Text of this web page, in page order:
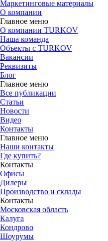
Маркетинговые материалы
О компании
Главное меню
О компании TURKOV
Наша команда
Объекты с TURKOV
Вакансии
Реквизиты
Блог
Главное меню
Все публикации
Статьи
Новости
Видео
Контакты
Главное меню
Наши контакты
Где купить?
Контакты
Офисы
Дилеры
Производство и склады
Контакты
Московская область
Калуга
Кондрово
Шоурумы